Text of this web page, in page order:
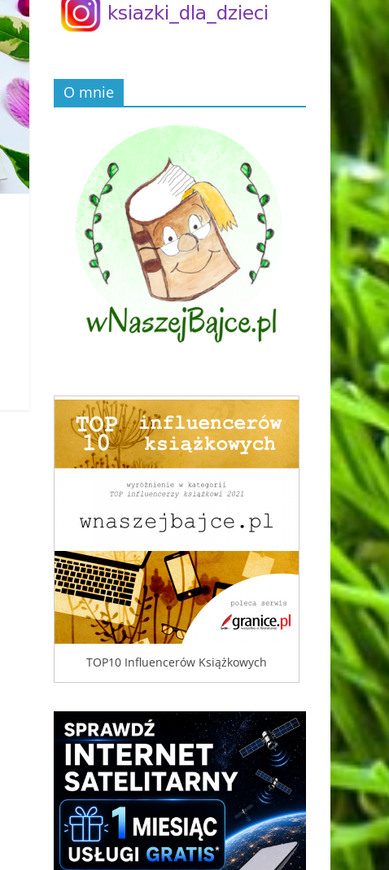
O mnie
TOP10 Influencerów Książkowych